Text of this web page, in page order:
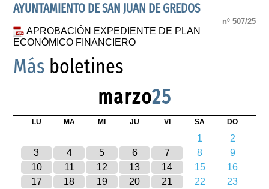
AYUNTAMIENTO DE SAN JUAN DE GREDOS
nº 507/25
APROBACIÓN EXPEDIENTE DE PLAN
ECONÓMICO FINANCIERO
Más boletines
marzo25
LU MA MI JU VI SA DO
1
2
3
4 5 6 7 8
9
10
11 12 13 14 15
16
17
18 19 20 21 22
23